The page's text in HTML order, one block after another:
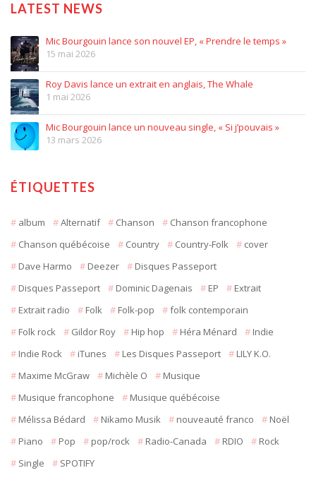
LATEST NEWS
Mic Bourgouin lance son nouvel EP, « Prendre le temps »
15 mai 2026
Roy Davis lance un extrait en anglais, The Whale
1 mai 2026
Mic Bourgouin lance un nouveau single, « Si j’pouvais »
13 mars 2026
ÉTIQUETTES
album Alternatif Chanson
Chanson francophone
Chanson québécoise
Country Country-Folk
cover
Dave Harmo
Deezer
Disques Passeport
Disques Passeport
Dominic Dagenais EP
Extrait
Extrait radio
Folk Folk-pop
folk contemporain
Folk rock
Gildor Roy Hip hop Héra Ménard
Indie
Indie Rock
iTunes Les Disques Passeport
LILY K.O.
Maxime McGraw
Michèle O
Musique
Musique francophone
Musique québécoise
Mélissa Bédard
Nikamo Musik nouveauté franco
Noël
Piano
Pop pop/rock Radio-Canada RDIO
Rock
Single
SPOTIFY